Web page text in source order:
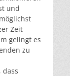
und
Zeit
gelingt es
zu
dass